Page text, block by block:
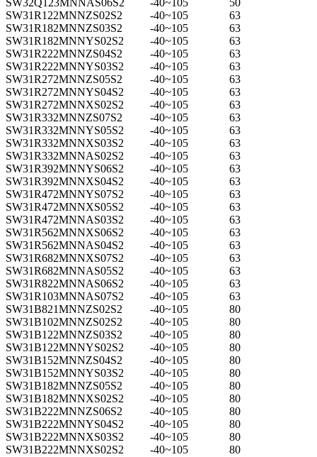
SW32Q123MNNAS06S2
-40~105
50
SW31R122MNNZS02S2
-40~105
63
SW31R182MNNZS03S2
-40~105
63
SW31R182MNNYS02S2
-40~105
63
SW31R222MNNZS04S2
-40~105
63
SW31R222MNNYS03S2
-40~105
63
SW31R272MNNZS05S2
-40~105
63
SW31R272MNNYS04S2
-40~105
63
SW31R272MNNXS02S2
-40~105
63
SW31R332MNNZS07S2
-40~105
63
SW31R332MNNYS05S2
-40~105
63
SW31R332MNNXS03S2
-40~105
63
SW31R332MNNAS02S2
-40~105
63
SW31R392MNNYS06S2
-40~105
63
SW31R392MNNXS04S2
-40~105
63
SW31R472MNNYS07S2
-40~105
63
SW31R472MNNXS05S2
-40~105
63
SW31R472MNNAS03S2
-40~105
63
SW31R562MNNXS06S2
-40~105
63
SW31R562MNNAS04S2
-40~105
63
SW31R682MNNXS07S2
-40~105
63
SW31R682MNNAS05S2
-40~105
63
SW31R822MNNAS06S2
-40~105
63
SW31R103MNNAS07S2
-40~105
63
SW31B821MNNZS02S2
-40~105
80
SW31B102MNNZS02S2
-40~105
80
SW31B122MNNZS03S2
-40~105
80
SW31B122MNNYS02S2
-40~105
80
SW31B152MNNZS04S2
-40~105
80
SW31B152MNNYS03S2
-40~105
80
SW31B182MNNZS05S2
-40~105
80
SW31B182MNNXS02S2
-40~105
80
SW31B222MNNZS06S2
-40~105
80
SW31B222MNNYS04S2
-40~105
80
SW31B222MNNXS03S2
-40~105
80
SW31B222MNNXS02S2
-40~105
80